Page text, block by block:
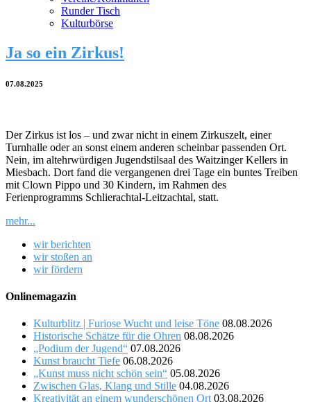
Runder Tisch
Kulturbörse
Ja so ein Zirkus!
07.08.2025
Der Zirkus ist los – und zwar nicht in einem Zirkuszelt, einer
Turnhalle oder an sonst einem anderen scheinbar passenden Ort.
Nein, im altehrwürdigen Jugendstilsaal des Waitzinger Kellers in
Miesbach. Dort fand die vergangenen drei Tage ein buntes Treiben
mit Clown Pippo und 30 Kindern, im Rahmen des
Ferienprogramms Schlierachtal-Leitzachtal, statt.
mehr...
wir berichten
wir stoßen an
wir fördern
Onlinemagazin
Kulturblitz | Furiose Wucht und leise Töne 08.08.2026
Historische Schätze für die Ohren 08.08.2026
„Podium der Jugend“ 07.08.2026
Kunst braucht Tiefe 06.08.2026
„Kunst muss nicht schön sein“ 05.08.2026
Zwischen Glas, Klang und Stille 04.08.2026
Kreativität an einem wunderschönen Ort 03.08.2026